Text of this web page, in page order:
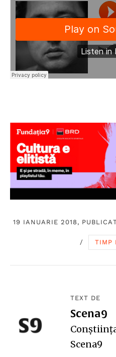
19 IANUARIE 2018,
/ TIMP
TEXT DE
Scena9
Scena9